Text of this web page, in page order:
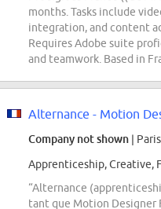
months. Tasks include
integration, and content
Requires Adobe suite
and teamwork. Based in
Alternance - Motion
Company not shown | Paris
Apprenticeship, Creative,
“Alternance
tant que Motion Designer